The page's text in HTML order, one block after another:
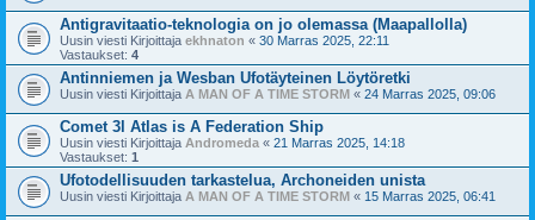
Antigravitaatio-teknologia on jo olemassa (Maapallolla)
Uusin viesti Kirjoittaja ekhnaton « 30 Marras 2025, 22:11
Vastaukset: 4
Antinniemen ja Wesban Ufotäyteinen Löytöretki
Uusin viesti Kirjoittaja A MAN OF A TIME STORM « 24 Marras 2025, 09:06
Comet 3l Atlas is A Federation Ship
Uusin viesti Kirjoittaja Andromeda « 21 Marras 2025, 14:18
Vastaukset: 1
Ufotodellisuuden tarkastelua, Archoneiden unista
Uusin viesti Kirjoittaja A MAN OF A TIME STORM « 15 Marras 2025, 06:41